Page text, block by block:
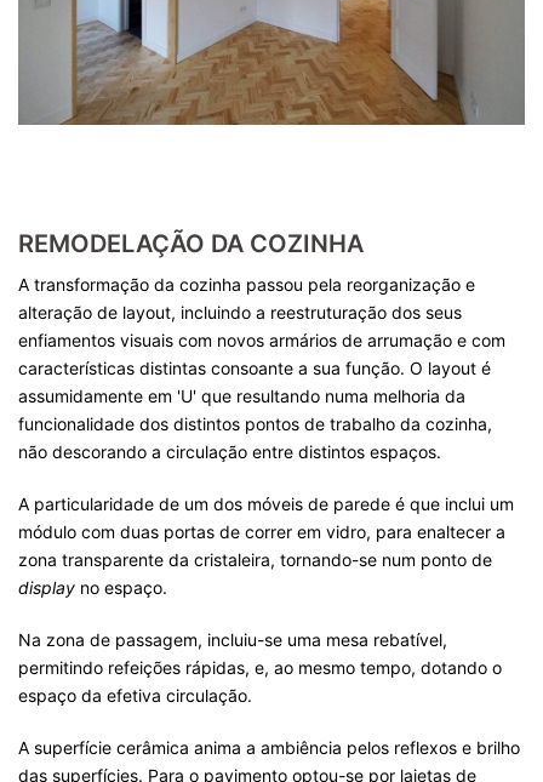
REMODELAÇÃO DA COZINHA
A transformação da cozinha passou pela reorganização e
alteração de layout, incluindo a reestruturação dos seus
enfiamentos visuais com novos armários de arrumação e com
características distintas consoante a sua função. O layout é
assumidamente em 'U' que resultando numa melhoria da
funcionalidade dos distintos pontos de trabalho da cozinha,
não descorando a circulação entre distintos espaços.
A particularidade de um dos móveis de parede é que inclui um
módulo com duas portas de correr em vidro, para enaltecer a
zona transparente da cristaleira, tornando-se num ponto de
display no espaço.
Na zona de passagem, incluiu-se uma mesa rebatível,
permitindo refeições rápidas, e, ao mesmo tempo, dotando o
espaço da efetiva circulação.
A superfície cerâmica anima a ambiência pelos reflexos e brilho
das superfícies. Para o pavimento optou-se por lajetas de